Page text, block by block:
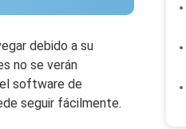
debido a su
no se verán
software de
seguir fácilmente.